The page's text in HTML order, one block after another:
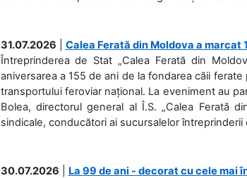
31.07.2026
Calea Ferată din Moldova a marcat
Întreprinderea de Stat „Calea Ferată din
aniversarea a 155 de ani de la fondarea căii
transportului feroviar național. La eveniment au
Bolea, directorul general al Î.S. „Calea Ferată
sindicale, conducători ai sucursalelor
30.07.2026
La 99 de ani - decorat cu cele mai